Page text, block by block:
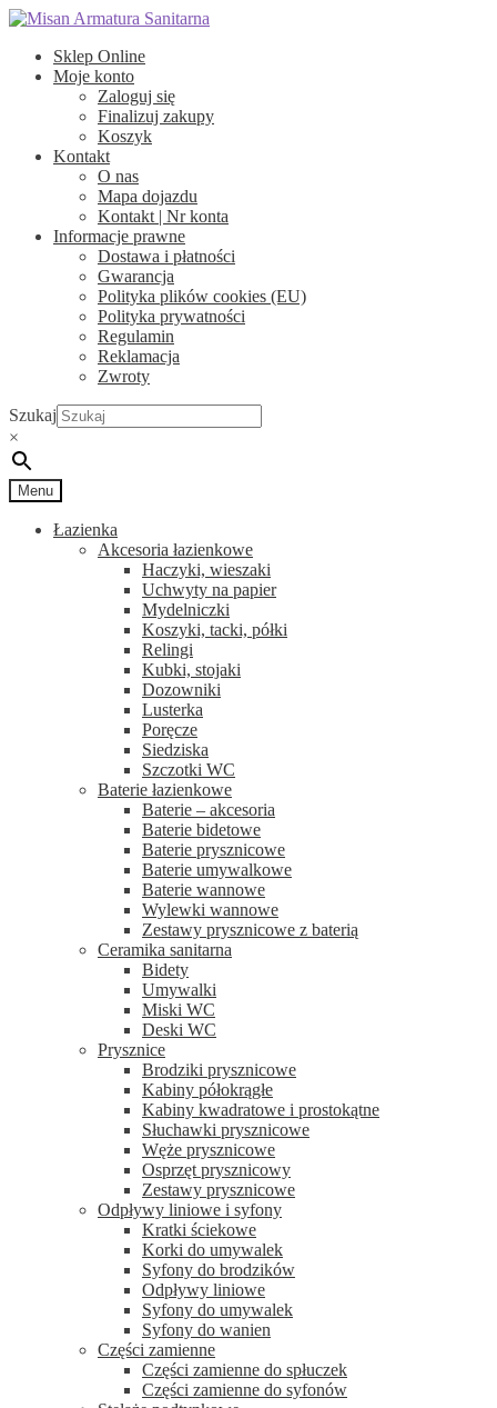
Przejdź
nawigacji
Przejdź
treści
Sklep Online
Moje konto
Zaloguj się
Finalizuj zakupy
Koszyk
Kontakt
O nas
Mapa dojazdu
Kontakt | Nr konta
Informacje prawne
Dostawa i płatności
Gwarancja
Polityka plików cookies (EU)
Polityka prywatności
Regulamin
Reklamacja
Zwroty
Szukaj
×
Menu
Łazienka
Akcesoria łazienkowe
Haczyki, wieszaki
Uchwyty na papier
Mydelniczki
Koszyki, tacki, półki
Relingi
Kubki, stojaki
Dozowniki
Lusterka
Poręcze
Siedziska
Szczotki WC
Baterie łazienkowe
Baterie – akcesoria
Baterie bidetowe
Baterie prysznicowe
Baterie umywalkowe
Baterie wannowe
Wylewki wannowe
Zestawy prysznicowe z baterią
Ceramika sanitarna
Bidety
Umywalki
Miski WC
Deski WC
Prysznice
Brodziki prysznicowe
Kabiny półokrągłe
Kabiny kwadratowe i prostokątne
Słuchawki prysznicowe
Węże prysznicowe
Osprzęt prysznicowy
Zestawy prysznicowe
Odpływy liniowe i syfony
Kratki ściekowe
Korki do umywalek
Syfony do brodzików
Odpływy liniowe
Syfony do umywalek
Syfony do wanien
Części zamienne
Części zamienne do spłuczek
Części zamienne do syfonów